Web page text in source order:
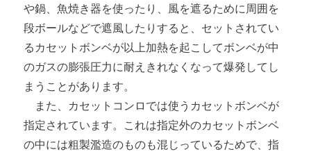
や鍋、魚焼き器を使ったり、風を遮るために周囲を
段ボールなどで遮風したりすると、セットされてい
るカセットボンベが以上加熱を起こしてボンベが中
のガスの膨張圧力に耐えきれなくなって爆発してし
まうことがあります。
また、カセットコンロでは使うカセットボンベが
指定されています。これは指定外のカセットボンベ
の中には粗製濫造のものも混じっているためで、指